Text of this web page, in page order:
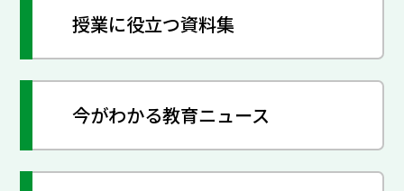
授業に役立つ資料集
今がわかる教育ニュース